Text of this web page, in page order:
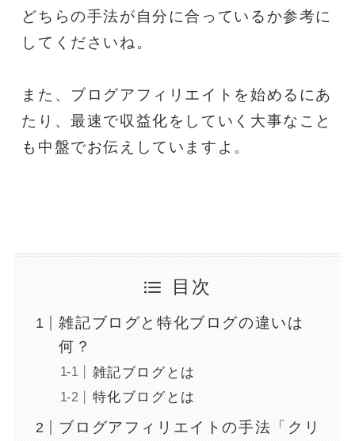
どちらの手法が自分に合っているか参考に
してくださいね。
また、ブログアフィリエイトを始めるにあ
たり、最速で収益化をしていく大事なこと
も中盤でお伝えしていますよ。
目次
雑記ブログと特化ブログの違いは
何？
雑記ブログとは
特化ブログとは
ブログアフィリエイトの手法「クリ